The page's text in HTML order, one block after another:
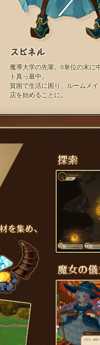
魔導大学の先輩。0単位の末に
ト真っ最中。
貧困で生活に困り、ルームメ
店を始めることに。